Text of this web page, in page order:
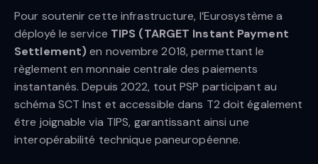
Pour soutenir cette infrastructure, l’Eurosystème a
déployé le service TIPS (TARGET Instant Payment
Settlement)en novembre 2018, permettant le
règlement en monnaie centrale des paiements
instantanés. Depuis 2022, tout PSP participant au
schéma SCT Inst et accessible dans T2 doit également
être joignable via TIPS, garantissant ainsi une
interopérabilité technique paneuropéenne.